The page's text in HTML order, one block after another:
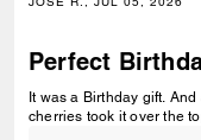
Perfect
It was a Birthday gift. And all I can say is she absolutely loved it!!! The
cherries took it over the